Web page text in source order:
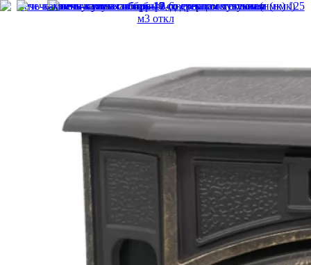
Интернет-магазин представительского класса
Электрокаменки
Облицовки для печей
Комплектующие для печей
Аксессуары для каминов
Котлы отопления
Комплектующие для котлов отопления